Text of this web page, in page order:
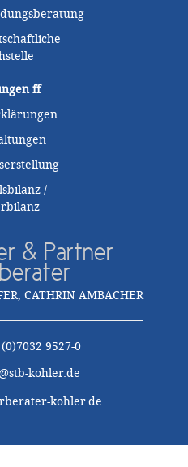
ff
/
& Partner
CATHRIN AMBACHER
9527-0
kohler.de
kohler.de